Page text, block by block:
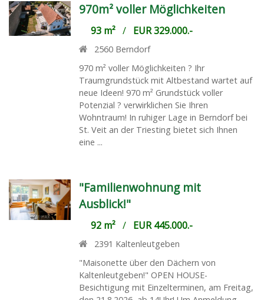
970m² voller Möglichkeiten
93 m²/ EUR 329.000.-
2560 Berndorf
970 m² voller Möglichkeiten ? Ihr
Traumgrundstück mit Altbestand wartet auf
neue Ideen! 970 m² Grundstück voller
Potenzial ? verwirklichen Sie Ihren
Wohntraum! In ruhiger Lage in Berndorf bei
St. Veit an der Triesting bietet sich Ihnen
eine ...
"Familienwohnung mit
Ausblick!"
92 m²/ EUR 445.000.-
2391 Kaltenleutgeben
"Maisonette über den Dächern von
Kaltenleutgeben!" OPEN HOUSE-
Besichtigung mit Einzelterminen, am Freitag,